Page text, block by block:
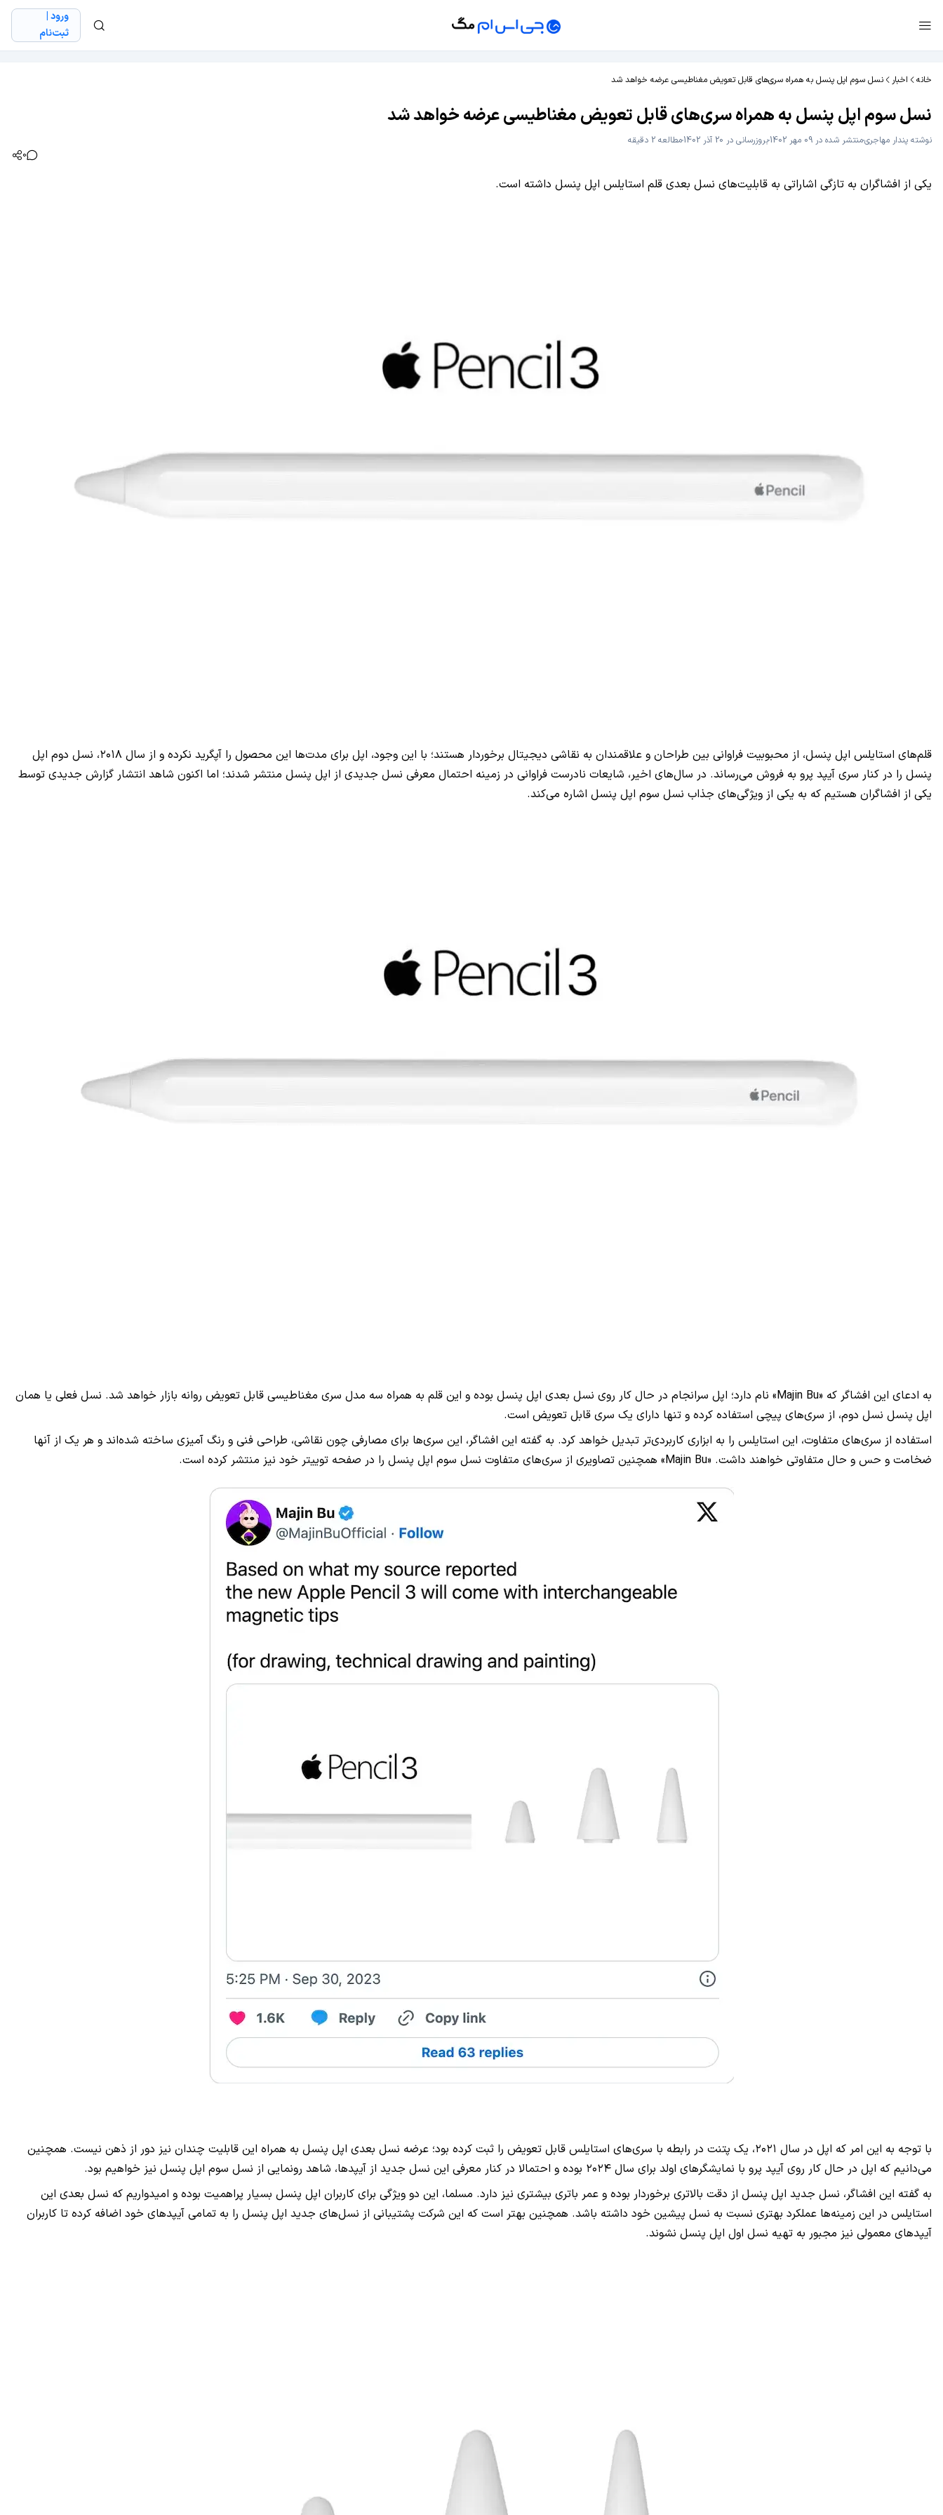
ورود |
ثبت‌نام
خانه اخبار نسل سوم اپل پنسل به همراه سری‌های قابل تعویض مغناطیسی عرضه خواهد شد
نسل سوم اپل پنسل به همراه سری‌های قابل تعویض مغناطیسی عرضه خواهد شد
نوشته پندار مهاجریمنتشر شده در 09 مهر 1402 بروزرسانی در 20 آذر 1402
مطالعه 2 دقیقه
0
یکی از افشاگران به تازگی اشاراتی به قابلیت‌های نسل بعدی قلم استایلس اپل پنسل داشته است.
قلم‌های استایلس اپل پنسل، از محبوبیت فراوانی بین طراحان و علاقمندان به نقاشی دیجیتال برخوردار هستند؛ با این وجود، اپل برای مدت‌ها این محصول را آپگرید نکرده و از سال ۲۰۱۸، نسل دوم اپل
پنسل را در کنار سری آیپد پرو به فروش می‌رساند. در سال‌های اخیر، شایعات نادرست فراوانی در زمینه احتمال معرفی نسل جدیدی از اپل پنسل منتشر شدند؛ اما اکنون شاهد انتشار گزارش جدیدی توسط
یکی از افشاگران هستیم که به یکی از ویژگی‌های جذاب نسل سوم اپل پنسل اشاره می‌کند.
به ادعای این افشاگر که «Majin Bu» نام دارد؛ اپل سرانجام در حال کار روی نسل بعدی اپل پنسل بوده و این قلم به همراه سه مدل سری مغناطیسی قابل تعویض روانه بازار خواهد شد. نسل فعلی یا همان
اپل پنسل نسل دوم، از سری‌های پیچی استفاده کرده و تنها دارای یک سری قابل تعویض است.
استفاده از سری‌های متفاوت، این استایلس را به ابزاری کاربردی‌تر تبدیل خواهد کرد. به گفته این افشاگر، این سری‌ها برای مصارفی چون نقاشی، طراحی فنی و رنگ آمیزی ساخته شده‌اند و هر یک از آنها
ضخامت و حس و حال متفاوتی خواهند داشت. «Majin Bu» همچنین تصاویری از سری‌های متفاوت نسل سوم اپل پنسل را در صفحه توییتر خود نیز منتشر کرده است.
با توجه به این امر که اپل در سال ۲۰۲۱، یک پتنت در رابطه با سری‌های استایلس قابل تعویض را ثبت کرده بود؛ عرضه نسل بعدی اپل پنسل به همراه این قابلیت چندان نیز دور از ذهن نیست. همچنین
می‌دانیم که اپل در حال کار روی آیپد‌ پرو با نمایشگر‌های اولد برای سال ۲۰۲۴ بوده و احتمالا در کنار معرفی این نسل جدید از آیپد‌ها، شاهد رونمایی از نسل سوم اپل پنسل نیز خواهیم بود.
به گفته این افشاگر، نسل جدید اپل پنسل از دقت بالاتری برخوردار بوده و عمر باتری بیشتری نیز دارد. مسلما، این دو ویژگی برای کاربران اپل پنسل بسیار پراهمیت بوده و امیدواریم که نسل بعدی این
استایلس در این زمینه‌ها عملکرد بهتری نسبت به نسل پیشین خود داشته باشد. همچنین بهتر است که این شرکت پشتیبانی از نسل‌های جدید اپل پنسل را به تمامی آیپد‌های خود اضافه کرده تا کاربران
آیپد‌های معمولی نیز مجبور به تهیه نسل اول اپل پنسل نشوند.